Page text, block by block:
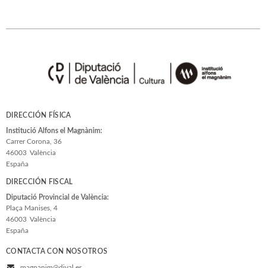
DIRECCIÓN FÍSICA
Institució Alfons el Magnànim:
Carrer Corona, 36
46003 València
España
DIRECCIÓN FISCAL
Diputació Provincial de València:
Plaça Manises, 4
46003 València
España
CONTACTA CON NOSOTROS